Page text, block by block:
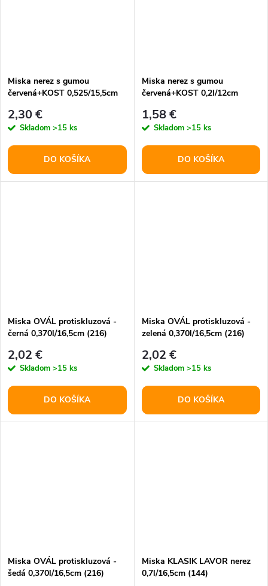
Miska nerez s gumou
červená+KOST 0,525/15,5cm
2,30 €
Skladom >15 ks
DO KOŠÍKA
Miska nerez s gumou
červená+KOST 0,2l/12cm
1,58 €
Skladom >15 ks
DO KOŠÍKA
Miska OVÁL protiskluzová -
černá 0,370l/16,5cm (216)
2,02 €
Skladom >15 ks
DO KOŠÍKA
Miska OVÁL protiskluzová -
zelená 0,370l/16,5cm (216)
2,02 €
Skladom >15 ks
DO KOŠÍKA
Miska OVÁL protiskluzová -
šedá 0,370l/16,5cm (216)
Miska KLASIK LAVOR nerez
0,7l/16,5cm (144)